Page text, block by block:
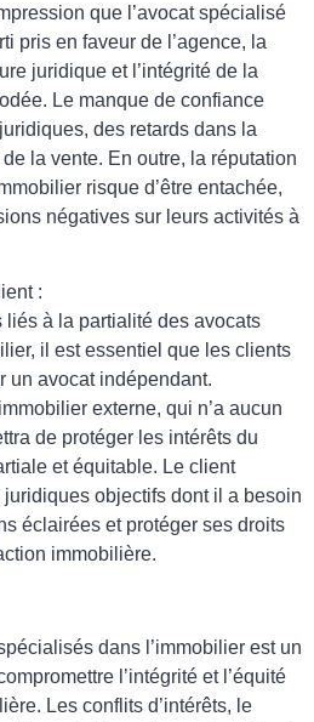
que l’avocat spécialisé
pris en faveur de l’agence, la
juridique et l’intégrité de la
Le manque de confiance
des retards dans la
la vente. En outre, la réputation
risque d’être entachée,
négatives sur leurs activités à
:
liés à la partialité des avocats
il est essentiel que les clients
un avocat indépendant.
externe, qui n’a aucun
de protéger les intérêts du
et équitable. Le client
objectifs dont il a besoin
éclairées et protéger ses droits
immobilière.
dans l’immobilier est un
l’intégrité et l’équité
Les conflits d’intérêts, le